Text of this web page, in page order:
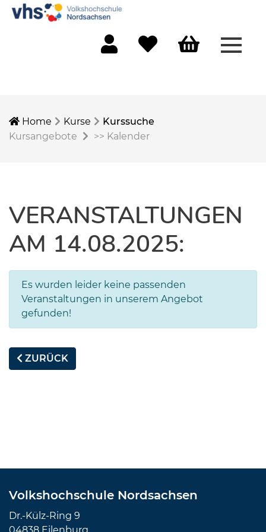
Home Kurse
Kurssuche
Kursangebote
>> Kalender
VERANSTALTUNGEN
AM 14.08.2025:
Es wurden leider keine passenden
Veranstaltungen in unserem Angebot
gefunden!
ZURÜCK
Volkshochschule Nordsachsen
Dr.-Külz-Ring 9